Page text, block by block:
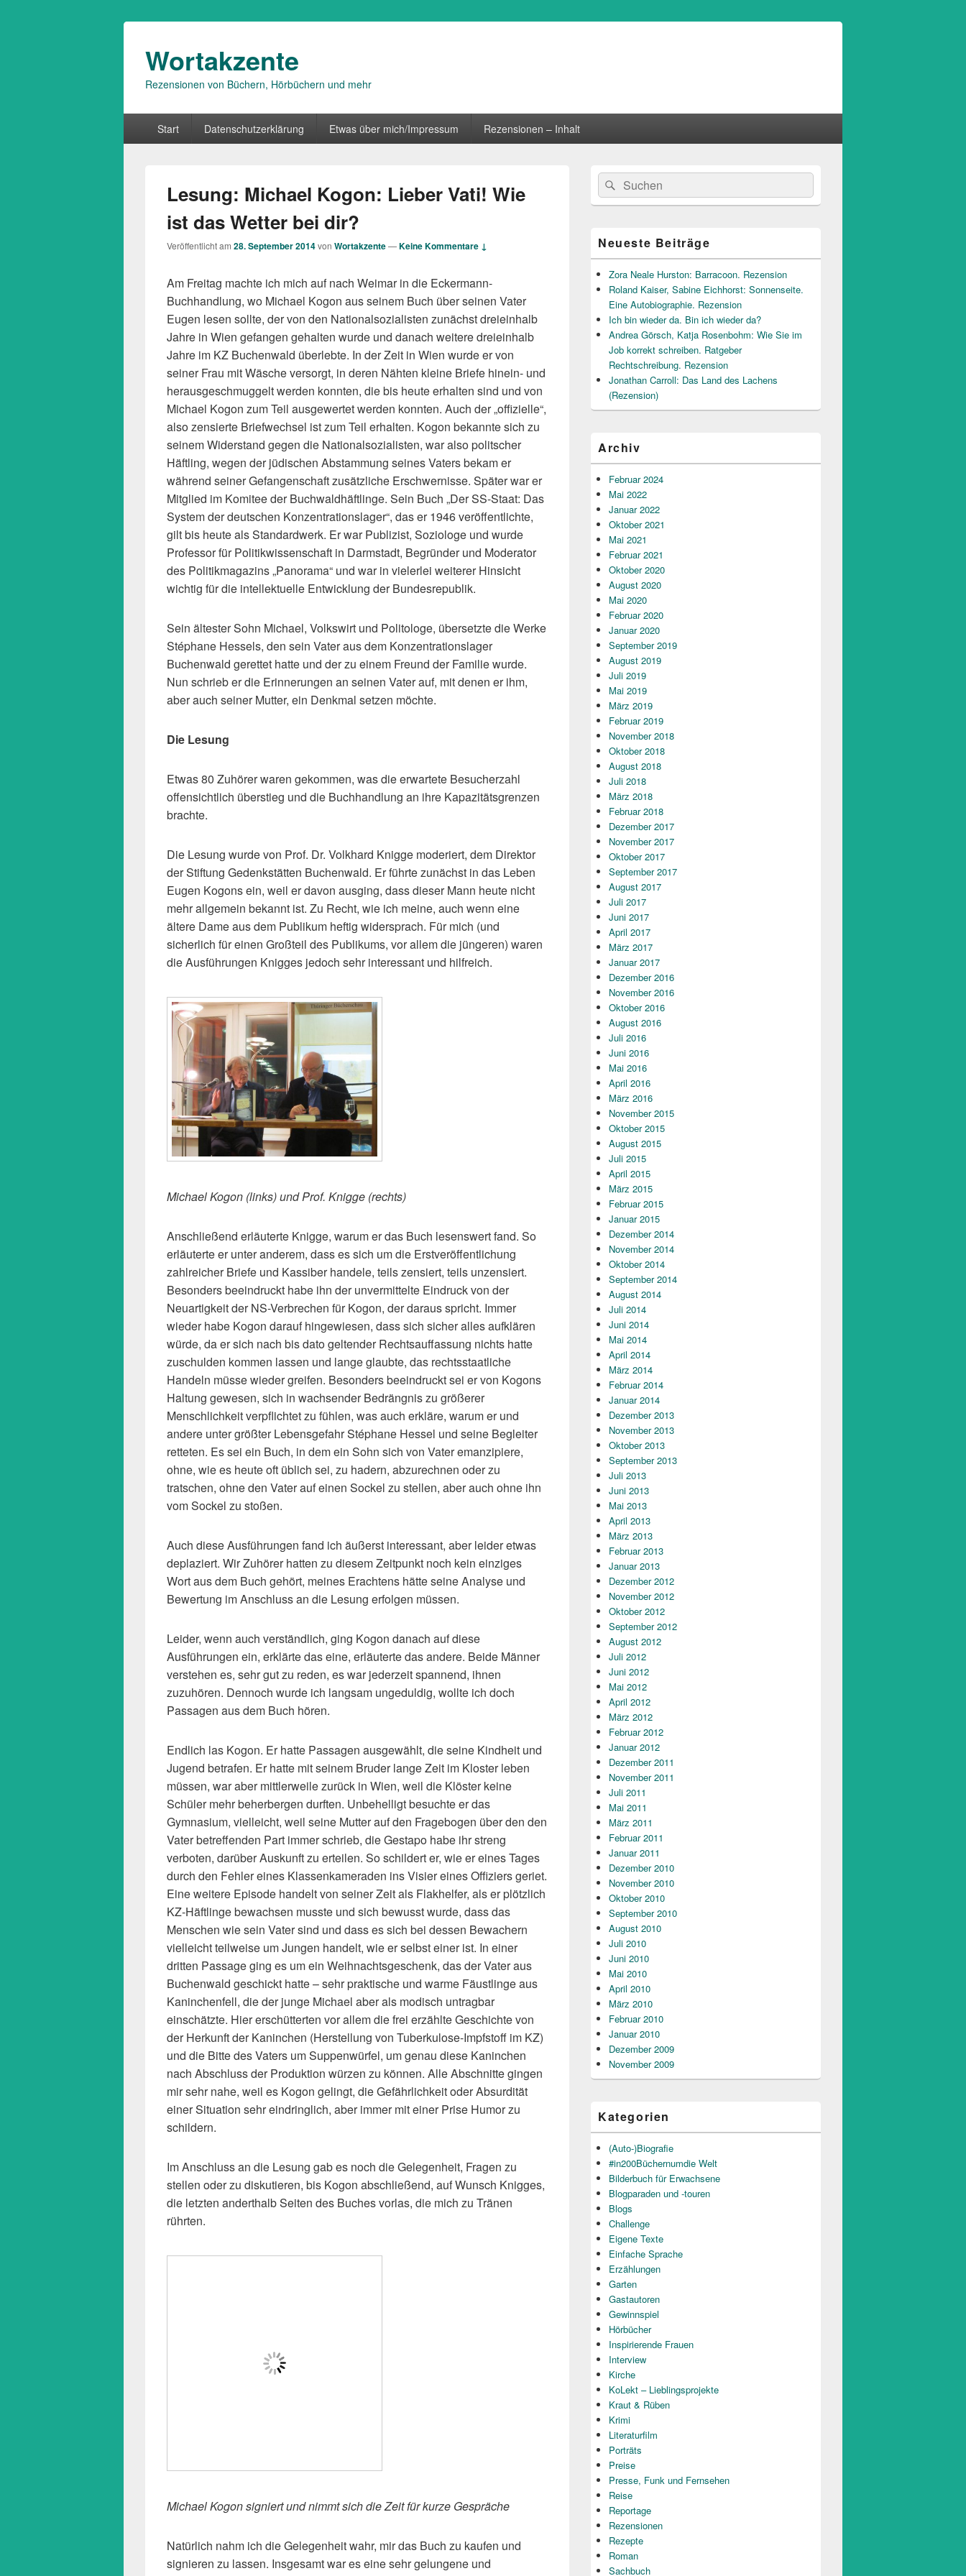
Wortakzente
Rezensionen von Büchern, Hörbüchern und mehr
Start Datenschutzerklärung Etwas über mich/Impressum Rezensionen – Inhalt
Lesung: Michael Kogon: Lieber Vati! Wie
ist das Wetter bei dir?
Veröffentlicht am 28. September 2014von Wortakzente—Keine Kommentare ↓
Am Freitag machte ich mich auf nach Weimar in die Eckermann-
Buchhandlung, wo Michael Kogon aus seinem Buch über seinen Vater
Eugen lesen sollte, der von den Nationalsozialisten zunächst dreieinhalb
Jahre in Wien gefangen gehalten wurde und danach weitere dreieinhalb
Jahre im KZ Buchenwald überlebte. In der Zeit in Wien wurde er von
seiner Frau mit Wäsche versorgt, in deren Nähten kleine Briefe hinein- und
herausgeschmuggelt werden konnten, die bis heute erhalten sind und von
Michael Kogon zum Teil ausgewertet werden konnten. Auch der „offizielle“,
also zensierte Briefwechsel ist zum Teil erhalten. Kogon bekannte sich zu
seinem Widerstand gegen die Nationalsozialisten, war also politscher
Häftling, wegen der jüdischen Abstammung seines Vaters bekam er
während seiner Gefangenschaft zusätzliche Erschwernisse. Später war er
Mitglied im Komitee der Buchwaldhäftlinge. Sein Buch „Der SS-Staat: Das
System der deutschen Konzentrationslager“, das er 1946 veröffentlichte,
gilt bis heute als Standardwerk. Er war Publizist, Soziologe und wurde
Professor für Politikwissenschaft in Darmstadt, Begründer und Moderator
des Politikmagazins „Panorama“ und war in vielerlei weiterer Hinsicht
wichtig für die intellektuelle Entwicklung der Bundesrepublik.
Sein ältester Sohn Michael, Volkswirt und Politologe, übersetzte die Werke
Stéphane Hessels, den sein Vater aus dem Konzentrationslager
Buchenwald gerettet hatte und der zu einem Freund der Familie wurde.
Nun schrieb er die Erinnerungen an seinen Vater auf, mit denen er ihm,
aber auch seiner Mutter, ein Denkmal setzen möchte.
Die Lesung
Etwas 80 Zuhörer waren gekommen, was die erwartete Besucherzahl
offensichtlich überstieg und die Buchhandlung an ihre Kapazitätsgrenzen
brachte.
Die Lesung wurde von Prof. Dr. Volkhard Knigge moderiert, dem Direktor
der Stiftung Gedenkstätten Buchenwald. Er führte zunächst in das Leben
Eugen Kogons ein, weil er davon ausging, dass dieser Mann heute nicht
mehr allgemein bekannt ist. Zu Recht, wie ich meine, auch wenn eine
ältere Dame aus dem Publikum heftig widersprach. Für mich (und
sicherlich für einen Großteil des Publikums, vor allem die jüngeren) waren
die Ausführungen Knigges jedoch sehr interessant und hilfreich.
Michael Kogon (links) und Prof. Knigge (rechts)
Anschließend erläuterte Knigge, warum er das Buch lesenswert fand. So
erläuterte er unter anderem, dass es sich um die Erstveröffentlichung
zahlreicher Briefe und Kassiber handele, teils zensiert, teils unzensiert.
Besonders beeindruckt habe ihn der unvermittelte Eindruck von der
Neuartigkeit der NS-Verbrechen für Kogon, der daraus spricht. Immer
wieder habe Kogon darauf hingewiesen, dass sich sicher alles aufklären
würde, da er sich nach bis dato geltender Rechtsauffassung nichts hatte
zuschulden kommen lassen und lange glaubte, das rechtsstaatliche
Handeln müsse wieder greifen. Besonders beeindruckt sei er von Kogons
Haltung gewesen, sich in wachsender Bedrängnis zu größerer
Menschlichkeit verpflichtet zu fühlen, was auch erkläre, warum er und
andere unter größter Lebensgefahr Stéphane Hessel und seine Begleiter
retteten. Es sei ein Buch, in dem ein Sohn sich von Vater emanzipiere,
ohne, wie es heute oft üblich sei, zu hadern, abzurechnen oder zu
tratschen, ohne den Vater auf einen Sockel zu stellen, aber auch ohne ihn
vom Sockel zu stoßen.
Auch diese Ausführungen fand ich äußerst interessant, aber leider etwas
deplaziert. Wir Zuhörer hatten zu diesem Zeitpunkt noch kein einziges
Wort aus dem Buch gehört, meines Erachtens hätte seine Analyse und
Bewertung im Anschluss an die Lesung erfolgen müssen.
Leider, wenn auch verständlich, ging Kogon danach auf diese
Ausführungen ein, erklärte das eine, erläuterte das andere. Beide Männer
verstehen es, sehr gut zu reden, es war jederzeit spannend, ihnen
zuzuhören. Dennoch wurde ich langsam ungeduldig, wollte ich doch
Passagen aus dem Buch hören.
Endlich las Kogon. Er hatte Passagen ausgewählt, die seine Kindheit und
Jugend betrafen. Er hatte mit seinem Bruder lange Zeit im Kloster leben
müssen, war aber mittlerweile zurück in Wien, weil die Klöster keine
Schüler mehr beherbergen durften. Unbehelligt besuchte er das
Gymnasium, vielleicht, weil seine Mutter auf den Fragebogen über den den
Vater betreffenden Part immer schrieb, die Gestapo habe ihr streng
verboten, darüber Auskunft zu erteilen. So schildert er, wie er eines Tages
durch den Fehler eines Klassenkameraden ins Visier eines Offiziers geriet.
Eine weitere Episode handelt von seiner Zeit als Flakhelfer, als er plötzlich
KZ-Häftlinge bewachsen musste und sich bewusst wurde, dass das
Menschen wie sein Vater sind und dass es sich bei dessen Bewachern
vielleicht teilweise um Jungen handelt, wie er selbst einer ist. In einer
dritten Passage ging es um ein Weihnachtsgeschenk, das der Vater aus
Buchenwald geschickt hatte – sehr praktische und warme Fäustlinge aus
Kaninchenfell, die der junge Michael aber als modisch untragbar
einschätzte. Hier erschütterten vor allem die frei erzählte Geschichte von
der Herkunft der Kaninchen (Herstellung von Tuberkulose-Impfstoff im KZ)
und die Bitte des Vaters um Suppenwürfel, um genau diese Kaninchen
nach Abschluss der Produktion würzen zu können. Alle Abschnitte gingen
mir sehr nahe, weil es Kogon gelingt, die Gefährlichkeit oder Absurdität
einer Situation sehr eindringlich, aber immer mit einer Prise Humor zu
schildern.
Im Anschluss an die Lesung gab es noch die Gelegenheit, Fragen zu
stellen oder zu diskutieren, bis Kogon abschließend, auf Wunsch Knigges,
die letzten anderthalb Seiten des Buches vorlas, die mich zu Tränen
rührten.
Michael Kogon signiert und nimmt sich die Zeit für kurze Gespräche
Natürlich nahm ich die Gelegenheit wahr, mir das Buch zu kaufen und
signieren zu lassen. Insgesamt war es eine sehr gelungene und
Primärer
Seitenleisten
Widget-
Bereich
Suche
nach:
Suchen
Neueste Beiträge
Zora Neale Hurston: Barracoon. Rezension
Roland Kaiser, Sabine Eichhorst: Sonnenseite.
Eine Autobiographie. Rezension
Ich bin wieder da. Bin ich wieder da?
Andrea Görsch, Katja Rosenbohm: Wie Sie im
Job korrekt schreiben. Ratgeber
Rechtschreibung. Rezension
Jonathan Carroll: Das Land des Lachens
(Rezension)
Archiv
Februar 2024
Mai 2022
Januar 2022
Oktober 2021
Mai 2021
Februar 2021
Oktober 2020
August 2020
Mai 2020
Februar 2020
Januar 2020
September 2019
August 2019
Juli 2019
Mai 2019
März 2019
Februar 2019
November 2018
Oktober 2018
August 2018
Juli 2018
März 2018
Februar 2018
Dezember 2017
November 2017
Oktober 2017
September 2017
August 2017
Juli 2017
Juni 2017
April 2017
März 2017
Januar 2017
Dezember 2016
November 2016
Oktober 2016
August 2016
Juli 2016
Juni 2016
Mai 2016
April 2016
März 2016
November 2015
Oktober 2015
August 2015
Juli 2015
April 2015
März 2015
Februar 2015
Januar 2015
Dezember 2014
November 2014
Oktober 2014
September 2014
August 2014
Juli 2014
Juni 2014
Mai 2014
April 2014
März 2014
Februar 2014
Januar 2014
Dezember 2013
November 2013
Oktober 2013
September 2013
Juli 2013
Juni 2013
Mai 2013
April 2013
März 2013
Februar 2013
Januar 2013
Dezember 2012
November 2012
Oktober 2012
September 2012
August 2012
Juli 2012
Juni 2012
Mai 2012
April 2012
März 2012
Februar 2012
Januar 2012
Dezember 2011
November 2011
Juli 2011
Mai 2011
März 2011
Februar 2011
Januar 2011
Dezember 2010
November 2010
Oktober 2010
September 2010
August 2010
Juli 2010
Juni 2010
Mai 2010
April 2010
März 2010
Februar 2010
Januar 2010
Dezember 2009
November 2009
Kategorien
(Auto-)Biografie
#in200Büchernumdie Welt
Bilderbuch für Erwachsene
Blogparaden und -touren
Blogs
Challenge
Eigene Texte
Einfache Sprache
Erzählungen
Garten
Gastautoren
Gewinnspiel
Hörbücher
Inspirierende Frauen
Interview
Kirche
KoLekt – Lieblingsprojekte
Kraut & Rüben
Krimi
Literaturfilm
Porträts
Preise
Presse, Funk und Fernsehen
Reise
Reportage
Rezensionen
Rezepte
Roman
Sachbuch